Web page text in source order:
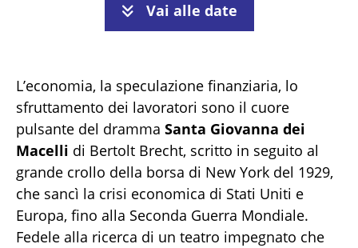
Vai alle date
L’economia, la speculazione finanziaria, lo
sfruttamento dei lavoratori sono il cuore
pulsante del dramma Santa Giovanna dei
Macelli di Bertolt Brecht, scritto in seguito al
grande crollo della borsa di New York del 1929,
che sancì la crisi economica di Stati Uniti e
Europa, fino alla Seconda Guerra Mondiale.
Fedele alla ricerca di un teatro impegnato che